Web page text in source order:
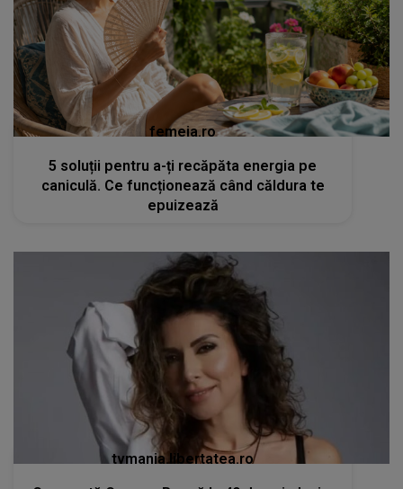
femeia.ro
5 soluții pentru a-ți recăpăta energia pe
caniculă. Ce funcționează când căldura te
epuizează
tvmania.libertatea.ro